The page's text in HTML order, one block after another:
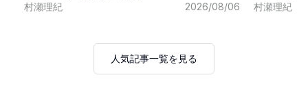
村瀬理紀
2026/08/06
村瀬理紀
人気記事一覧を見る